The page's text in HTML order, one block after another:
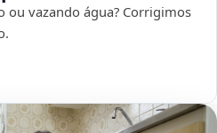
ou vazando água? Corrigimos